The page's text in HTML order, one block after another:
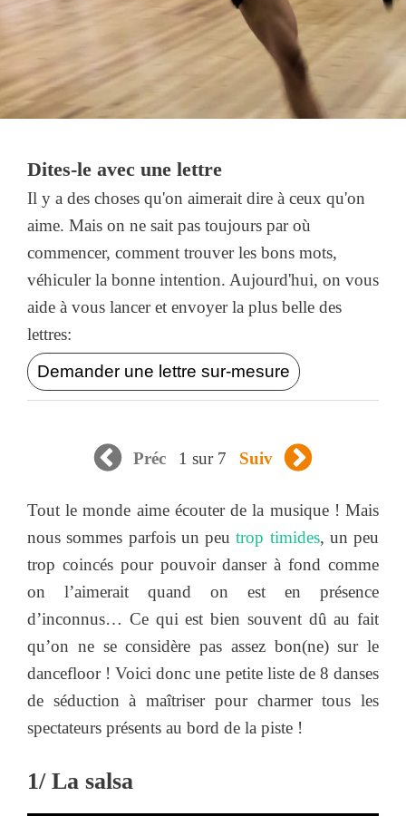
Dites-le avec une lettre
Il y a des choses qu'on aimerait dire à ceux qu'on
aime. Mais on ne sait pas toujours par où
commencer, comment trouver les bons mots,
véhiculer la bonne intention. Aujourd'hui, on vous
aide à vous lancer et envoyer la plus belle des
lettres:
Demander une lettre sur-mesure
Préc 1 sur 7 Suiv
Tout le monde aime écouter de la musique ! Mais
nous sommes parfois un peutrop timides, un peu
trop coincés pour pouvoir danser à fond comme
on l’aimerait quand on est en présence
d’inconnus… Ce qui est bien souvent dû au fait
qu’on ne se considère pas assez bon(ne) sur le
dancefloor ! Voici donc une petite liste de 8 danses
de séduction à maîtriser pour charmer tous les
spectateurs présents au bord de la piste !
1/ La salsa